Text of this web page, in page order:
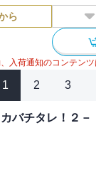
ら
入荷通知のコンテンツ
1 2 3
バチタレ！２－